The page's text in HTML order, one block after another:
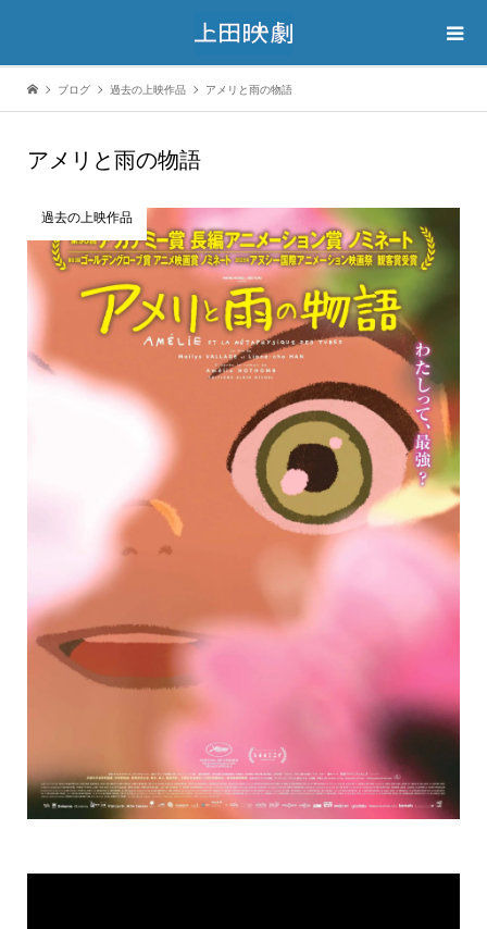
ブログ 過去の上映作品 アメリと雨の物語
アメリと雨の物語
過去の上映作品